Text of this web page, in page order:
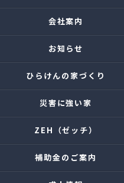
会社案内
お知らせ
ひらけんの家づくり
災害に強い家
ZEH（ゼッチ）
補助金のご案内